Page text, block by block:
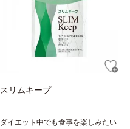
スリムキープ
ダイエット中でも食事を楽しみたい